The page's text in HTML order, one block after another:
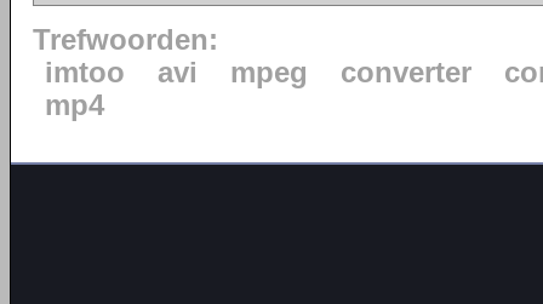
Trefwoorden:
imtoo
avi mpeg converter
mp4